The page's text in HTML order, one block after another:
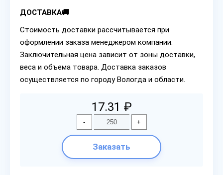
ДОСТАВКА🚚
Стоимость доставки рассчитывается при
оформлении заказа менеджером компании.
Заключительная цена зависит от зоны доставки,
веса и объема товара. Доставка заказов
осуществляется по городу Вологда и области.
17.31 ₽
- +
Заказать